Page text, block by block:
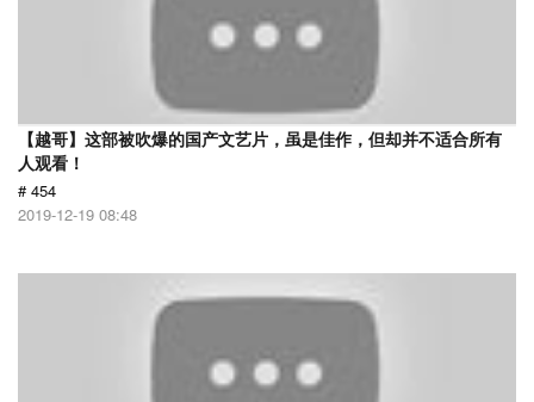
【越哥】这部被吹爆的国产文艺片，虽是佳作，但却并不适合所有
人观看！
# 454
2019-12-19 08:48